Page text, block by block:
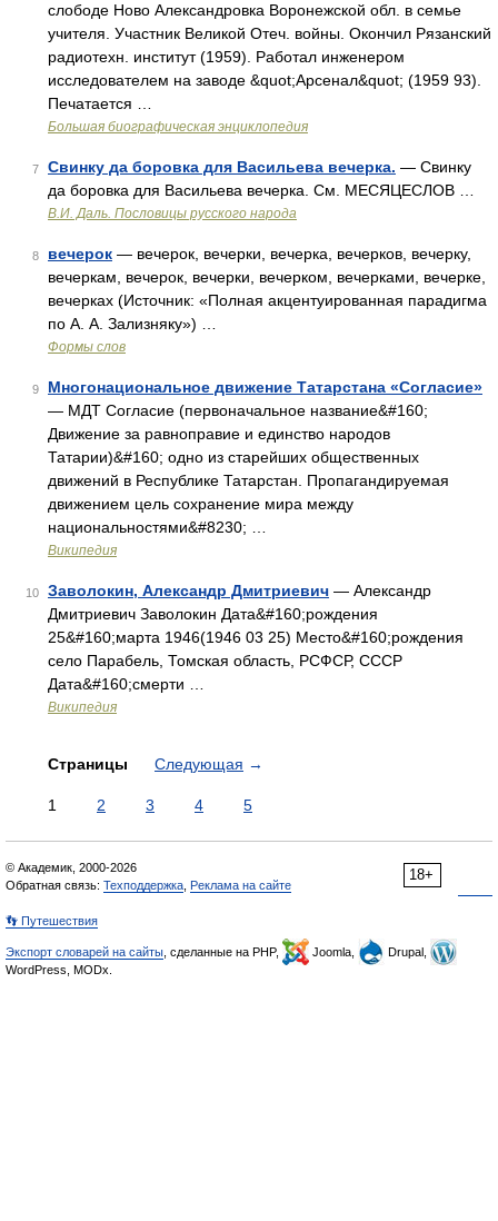
слободе Ново Александровка Воронежской обл. в семье
учителя. Участник Великой Отеч. войны. Окончил Рязанский
радиотехн. институт (1959). Работал инженером
исследователем на заводе &quot;Арсенал&quot; (1959 93).
Печатается …
Большая биографическая энциклопедия
7 Свинку да боровка для Васильева вечерка. — Свинку
да боровка для Васильева вечерка. См. МЕСЯЦЕСЛОВ …
В.И. Даль. Пословицы русского народа
8 вечерок — вечерок, вечерки, вечерка, вечерков, вечерку,
вечеркам, вечерок, вечерки, вечерком, вечерками, вечерке,
вечерках (Источник: «Полная акцентуированная парадигма
по А. А. Зализняку») …
Формы слов
9
Многонациональное движение Татарстана «Согласие»
— МДТ Согласие (первоначальное название&#160;
Движение за равноправие и единство народов
Татарии)&#160; одно из старейших общественных
движений в Республике Татарстан. Пропагандируемая
движением цель сохранение мира между
национальностями&#8230; …
Википедия
10 Заволокин, Александр Дмитриевич — Александр
Дмитриевич Заволокин Дата&#160;рождения
25&#160;марта 1946(1946 03 25) Место&#160;рождения
село Парабель, Томская область, РСФСР, СССР
Дата&#160;смерти …
Википедия
Страницы Следующая →
1 2 3 4 5
18+
© Академик, 2000-2026
Обратная связь: Техподдержка Реклама на сайте
👣 Путешествия
Экспорт словарей на сайты , сделанные на PHP, Joomla,
Drupal,
WordPress, MODx.